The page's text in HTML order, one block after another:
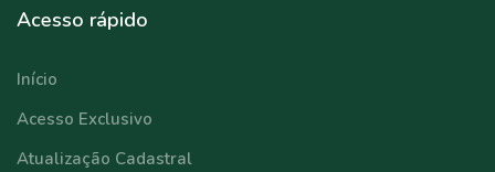
Acesso rápido
Início
Acesso Exclusivo
Atualização Cadastral